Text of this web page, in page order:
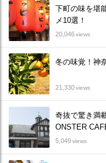
下町の味を堪
メ10選！
20,046views
冬の味覚！神
21,330views
奇抜で驚き満
ONSTER
5,049views